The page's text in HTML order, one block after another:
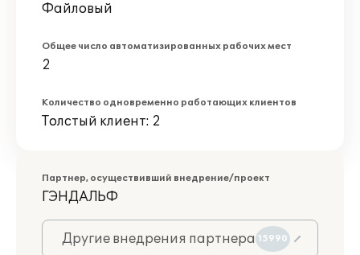
Файловый
Общее число автоматизированных рабочих мест
2
Количество одновременно работающих клиентов
Толстый клиент: 2
Партнер, осуществивший внедрение/проект
ГЭНДАЛЬФ
Другие внедрения партнера 15990